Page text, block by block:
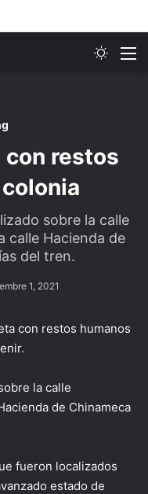
restos
sobre la calle
calle Hacienda de
del tren.
1, 2021
con restos humanos
la calle
de Chinameca
fueron localizados
estado de